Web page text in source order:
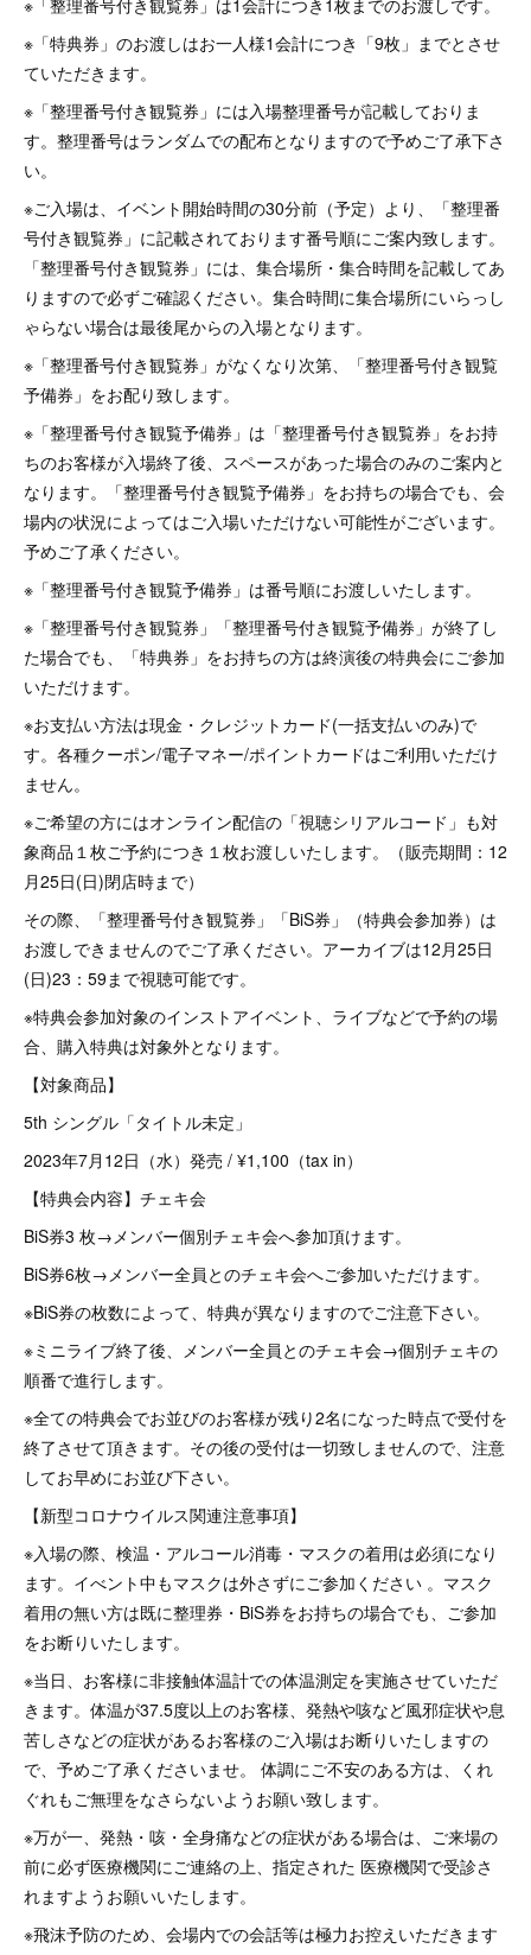
※「整理番号付き観覧券」は1会計につき1枚までのお渡しです。
※「特典券」のお渡しはお一人様1会計につき「9枚」までとさせ
ていただきます。
※「整理番号付き観覧券」には入場整理番号が記載しておりま
す。整理番号はランダムでの配布となりますので予めご了承下さ
い。
※ご入場は、イベント開始時間の30分前（予定）より、「整理番
号付き観覧券」に記載されております番号順にご案内致します。
「整理番号付き観覧券」には、集合場所・集合時間を記載してあ
りますので必ずご確認ください。集合時間に集合場所にいらっし
ゃらない場合は最後尾からの入場となります。
※「整理番号付き観覧券」がなくなり次第、「整理番号付き観覧
予備券」をお配り致します。
※「整理番号付き観覧予備券」は「整理番号付き観覧券」をお持
ちのお客様が入場終了後、スペースがあった場合のみのご案内と
なります。「整理番号付き観覧予備券」をお持ちの場合でも、会
場内の状況によってはご入場いただけない可能性がございます。
予めご了承ください。
※「整理番号付き観覧予備券」は番号順にお渡しいたします。
※「整理番号付き観覧券」「整理番号付き観覧予備券」が終了し
た場合でも、「特典券」をお持ちの方は終演後の特典会にご参加
いただけます。
※お支払い方法は現金・クレジットカード(一括支払いのみ)で
す。各種クーポン/電子マネー/ポイントカードはご利用いただけ
ません。
※ご希望の方にはオンライン配信の「視聴シリアルコード」も対
象商品１枚ご予約につき１枚お渡しいたします。（販売期間：12
月25日(日)閉店時まで）
その際、「整理番号付き観覧券」「BiS券」（特典会参加券）は
お渡しできませんのでご了承ください。アーカイブは12月25日
(日)23：59まで視聴可能です。
※特典会参加対象のインストアイベント、ライブなどで予約の場
合、購入特典は対象外となります。
【対象商品】
5th シングル「タイトル未定」
2023年7月12日（水）発売 / ¥1,100（tax in）
【特典会内容】チェキ会
BiS券3 枚→メンバー個別チェキ会へ参加頂けます。
BiS券6枚→メンバー全員とのチェキ会へご参加いただけます。
※BiS券の枚数によって、特典が異なりますのでご注意下さい。
※ミニライブ終了後、メンバー全員とのチェキ会→個別チェキの
順番で進行します。
※全ての特典会でお並びのお客様が残り2名になった時点で受付を
終了させて頂きます。その後の受付は一切致しませんので、注意
してお早めにお並び下さい。
【新型コロナウイルス関連注意事項】
※入場の際、検温・アルコール消毒・マスクの着用は必須になり
ます。イべント中もマスクは外さずにご参加ください 。マスク
着用の無い方は既に整理券・BiS券をお持ちの場合でも、ご参加
をお断りいたします。
※当日、お客様に非接触体温計での体温測定を実施させていただ
きます。体温が37.5度以上のお客様、発熱や咳など風邪症状や息
苦しさなどの症状があるお客様のご入場はお断りいたしますの
で、予めご了承くださいませ。 体調にご不安のある方は、くれ
ぐれもご無理をなさらないようお願い致します。
※万が一、発熱・咳・全身痛などの症状がある場合は、ご来場の
前に必ず医療機関にご連絡の上、指定された 医療機関で受診さ
れますようお願いいたします。
※飛沫予防のため、会場内での会話等は極力お控えいただきます